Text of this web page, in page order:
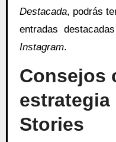
Destacada, podrás
entradas
Instagram.
Consejos
estrategia
Stories